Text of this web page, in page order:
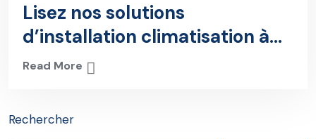
Lisez nos solutions
d’installation climatisation à
Toulon
Read More
Rechercher